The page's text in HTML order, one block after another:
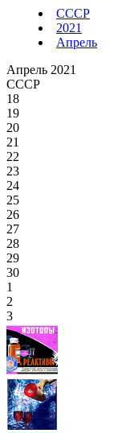
СССР
2021
Апрель
Апрель 2021
СССР
18
19
20
21
22
23
24
25
26
27
28
29
30
1
2
3